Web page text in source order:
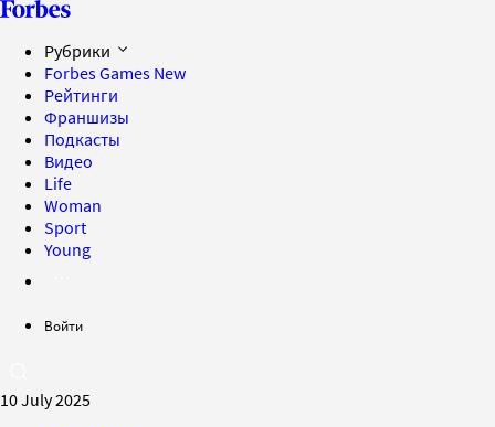
Рубрики
Forbes Games New
Рейтинги
Франшизы
Подкасты
Видео
Life
Woman
Sport
Young
Войти
10 July 2025